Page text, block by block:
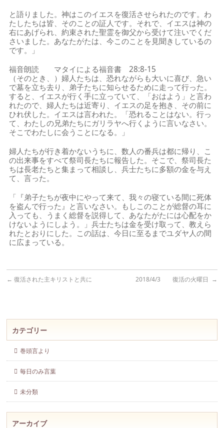
と語りました。神はこのイエスを復活させられたのです。わ
たしたちは皆、そのことの証人です。それで、イエスは神の
右にあげられ、約束された聖霊を御父から受けて注いでくだ
さいました。あなたがたは、今このことを見聞きしているの
です。」
福音朗読 マタイによる福音書 28:8-15
（そのとき、）婦人たちは、恐れながらも大いに喜び、急い
で墓を立ち去り、弟子たちに知らせるために走って行った。
すると、イエスが行く手に立っていて、「おはよう」と言わ
れたので、婦人たちは近寄り、イエスの足を抱き、その前に
ひれ伏した。イエスは言われた。「恐れることはない。行っ
て、わたしの兄弟たちにガリラヤへ行くように言いなさい。
そこでわたしに会うことになる。」
婦人たちが行き着かないうちに、数人の番兵は都に帰り、こ
の出来事をすべて祭司長たちに報告した。そこで、祭司長た
ちは長老たちと集まって相談し、兵士たちに多額の金を与え
て、言った。
「『弟子たちが夜中にやって来て、我々の寝ている間に死体
を盗んで行った』と言いなさい。もしこのことが総督の耳に
入っても、うまく総督を説得して、あなたがたには心配をか
けないようにしよう。」兵士たちは金を受け取って、教えら
れたとおりにした。この話は、今日に至るまでユダヤ人の間
に広まっている。
← 復活された主キリストと共に 2018/4/3 復活の火曜日 →
カテゴリー
巻頭言より
毎日のみ言葉
未分類
アーカイブ